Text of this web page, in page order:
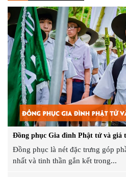
Đồng phục Gia đình Phật tử và giá
Đồng phục là nét đặc trưng góp
nhất và tinh thần gắn kết trong...